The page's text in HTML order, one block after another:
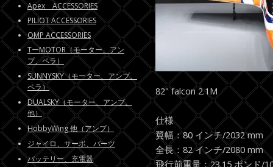
82" falcon 2.1M
仕様
翼幅：80 インチ/2032 mm
全長：82 インチ/2080 mm
飛行前重量：23.15 ポンド/
Apex ACCESSORIES
PILIOT ACCESSORIES
OMP ACCESSORIES
TーMOTOR（モーター、アン
プ、ペラ）
SUNNYSKY（モーター、アンプ、
ペラ）
DUALSKY（モーター、アンプ、
他）
HobbyWing 他（アンプ）
ジャイロ、サーボ、パーツ
バッテリー、充電器